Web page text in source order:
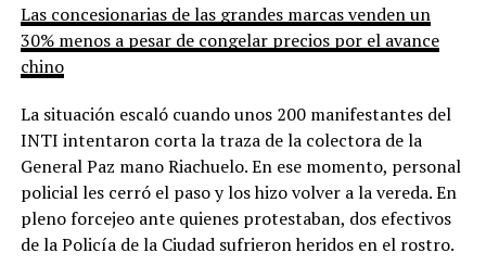
Las concesionarias de las grandes marcas venden un
30% menos a pesar de congelar precios por el avance
chino
La situación escaló cuando unos 200 manifestantes del
INTI intentaron corta la traza de la colectora de la
General Paz mano Riachuelo. En ese momento, personal
policial les cerró el paso y los hizo volver a la vereda. En
pleno forcejeo ante quienes protestaban, dos efectivos
de la Policía de la Ciudad sufrieron heridos en el rostro.